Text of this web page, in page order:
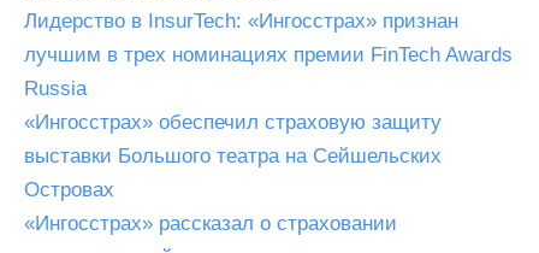
Лидерство в InsurTech: «Ингосстрах» признан
лучшим в трех номинациях премии FinTech Awards
Russia
«Ингосстрах» обеспечил страховую защиту
выставки Большого театра на Сейшельских
Островах
«Ингосстрах» рассказал о страховании